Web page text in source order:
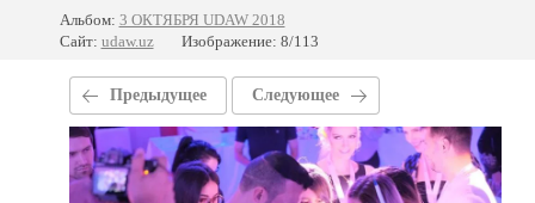
Альбом: 3 ОКТЯБРЯ UDAW 2018
Сайт: udaw.uz Изображение: 8/113
Предыдущее Следующее